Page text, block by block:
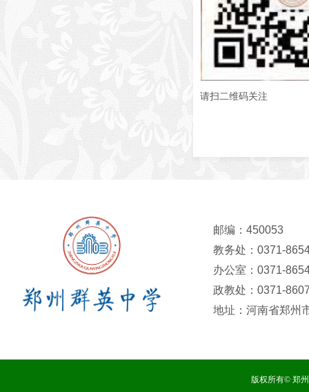
请扫二维码关注
邮编：450053
教务处：0371-
办公室：0371-
政教处：0371-
地址：河南省郑州
版权所有© 郑